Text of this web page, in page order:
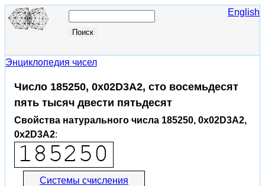
English
Энциклопедия чисел
Число 185250, 0x02D3A2, сто восемьдесят
пять тысяч двести пятьдесят
Свойства натурального числа 185250, 0x02D3A2,
0x2D3A2:
Системы счисления